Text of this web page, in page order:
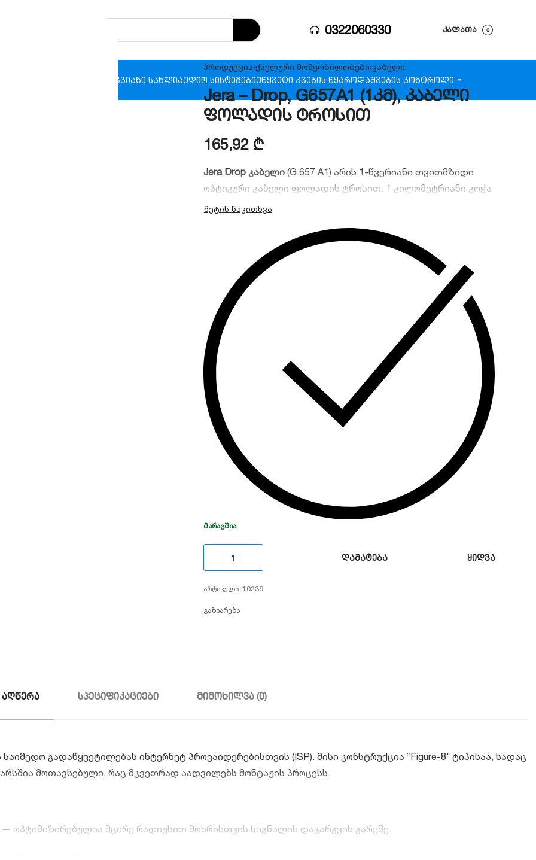
0322060330 ᲙᲐᲚᲐᲗᲐ 0
ჭკვიანი სახლიაუდიო სისტემებიუწყვეტი კვების წყაროდაშვების კონტროლი
პროდუქცია›ქსელური მოწყობილობები› კაბელი
Jera – Drop, G657A1 (1კმ), კაბელი
ფოლადის ტროსით
165,92 ₾
Jera Drop კაბელი(G.657.A1) არის 1-წვერიანი თვითმზიდი
ოპტიკური კაბელი ფოლადის ტროსით. 1 კილომეტრიანი კოჭა
იდეალურია აბონენტების საჰაერო დაერთებისთვის.
მავთული გარანტიას იძლევა კაბელის სიმტკიცეზე რთულ
კლიმატურ პირობებში.
ᲛᲐᲠᲐᲒᲨᲘᲐ
დამატება ყიდვა
10239
გაზიარება
აღწერა სპეციფიკაციები მიმოხილვა (0)
გადაწყვეტილებას ინტერნეტ პროვაიდერებისთვის (ISP). მისი კონსტრუქცია “Figure-8” ტიპისაა, სადაც
მოთავსებული, რაც მკვეთრად აადვილებს მონტაჟის პროცესს.
— ოპტიმიზირებულია მცირე რადიუსით მოხრისთვის სიგნალის დაკარგვის გარეშე.